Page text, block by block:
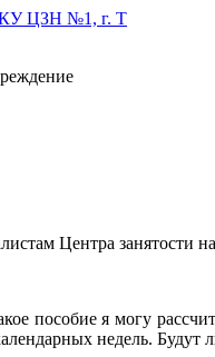
Центра занятости
пособие я могу
недель. Будут